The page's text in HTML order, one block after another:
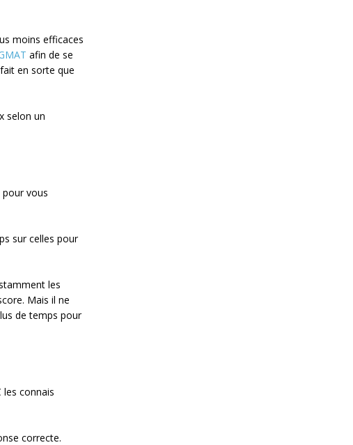
moins efficaces
afin de se
en sorte que
selon un
vous
sur celles pour
les
Mais il ne
de temps pour
les connais
correcte.